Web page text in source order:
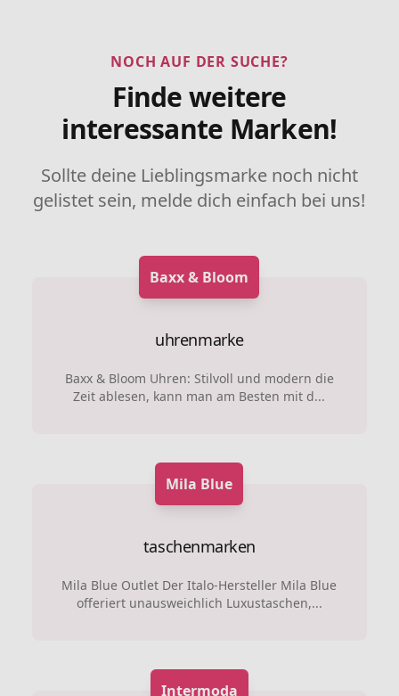
NOCH AUF DER SUCHE?
Finde weitere
interessante Marken!
Sollte deine Lieblingsmarke noch nicht
gelistet sein, melde dich einfach bei uns!
Baxx & Bloom
uhrenmarke
Baxx & Bloom Uhren: Stilvoll und modern die
Zeit ablesen, kann man am Besten mit d...
Mila Blue
taschenmarken
Mila Blue Outlet Der Italo-Hersteller Mila Blue
offeriert unausweichlich Luxustaschen,...
Intermoda